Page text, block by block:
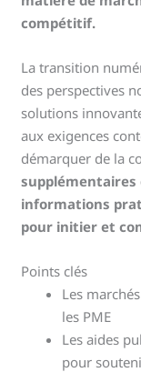
compétitif.
La transition
des perspectives
solutions
aux exigences
démarquer de la
supplémentaires
informations
pour initier et
Points clés
Les
les PME
Les aides
pour